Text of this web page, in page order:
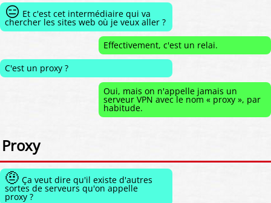
😑 Et c'est cet intermédiaire qui va
chercher les sites web où je veux aller ?
Effectivement, c'est un relai.
C'est un proxy ?
Oui, mais on n'appelle jamais un
serveur VPN avec le nom « proxy », par
habitude.
Proxy
🤨 Ça veut dire qu'il existe d'autres
sortes de serveurs qu'on appelle
proxy ?